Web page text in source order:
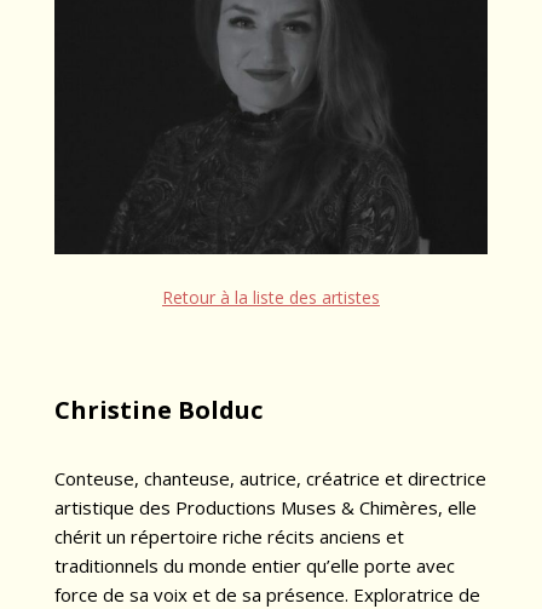
Retour à la liste des artistes
Christine Bolduc
Conteuse, chanteuse, autrice, créatrice et directrice
artistique des Productions Muses & Chimères, elle
chérit un répertoire riche récits anciens et
traditionnels du monde entier qu’elle porte avec
force de sa voix et de sa présence. Exploratrice de